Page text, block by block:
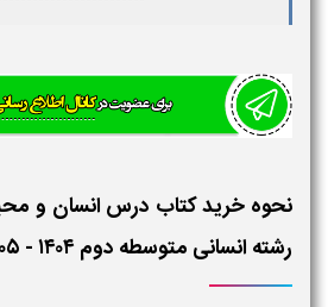
نحوه خرید کتاب درس انسان و
رشته انسانی متوسطه دوم ۱۴۰۴ - ۱۴۰۵